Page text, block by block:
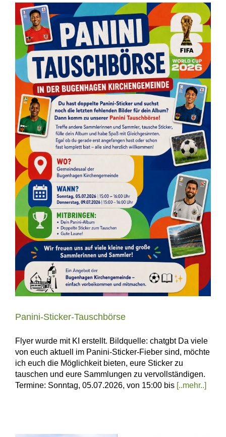
Panini-Sticker-Tauschbörse
Flyer wurde mit KI erstellt. Bildquelle: chatgbt Da viele
von euch aktuell im Panini-Sticker-Fieber sind, möchte
ich euch die Möglichkeit bieten, eure Sticker zu
tauschen und eure Sammlungen zu vervollständigen.
Termine: Sonntag, 05.07.2026, von 15:00 bis[..mehr..]